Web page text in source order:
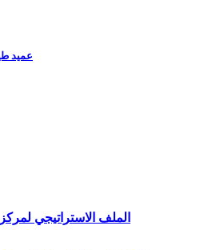
عميد
الملف الاستراتيجي لمركز